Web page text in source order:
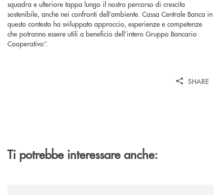
squadra e ulteriore tappa lungo il nostro percorso di crescita
sostenibile, anche nei confronti dell’ambiente. Cassa Centrale Banca in
questo contesto ha sviluppato approccio, esperienze e competenze
che potranno essere utili a beneficio dell’intero Gruppo Bancario
Cooperativo”.
SHARE
Ti potrebbe interessare anche: